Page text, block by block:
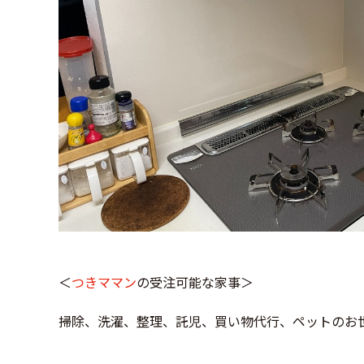
＜つきママンの受注可能な家事＞
掃除、洗濯、整理、託児、買い物代行、ペットのお